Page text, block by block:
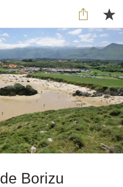
Borizu